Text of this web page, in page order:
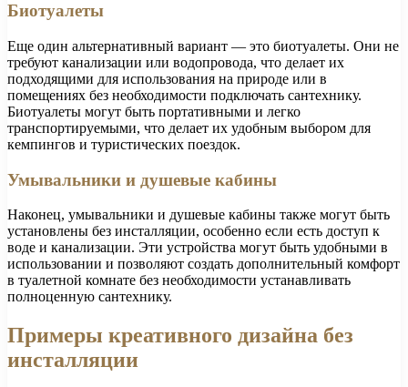
Биотуалеты
Еще один альтернативный вариант — это биотуалеты. Они не
требуют канализации или водопровода, что делает их
подходящими для использования на природе или в
помещениях без необходимости подключать сантехнику.
Биотуалеты могут быть портативными и легко
транспортируемыми, что делает их удобным выбором для
кемпингов и туристических поездок.
Умывальники и душевые кабины
Наконец, умывальники и душевые кабины также могут быть
установлены без инсталляции, особенно если есть доступ к
воде и канализации. Эти устройства могут быть удобными в
использовании и позволяют создать дополнительный комфорт
в туалетной комнате без необходимости устанавливать
полноценную сантехнику.
Примеры креативного дизайна без
инсталляции